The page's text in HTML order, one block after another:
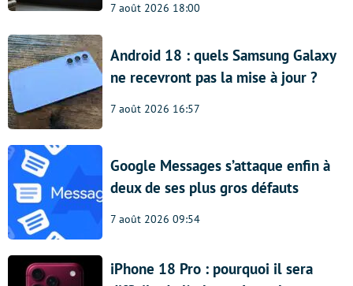
7 août 2026 18:00
Android 18 : quels Samsung Galaxy
ne recevront pas la mise à jour ?
7 août 2026 16:57
Google Messages s’attaque enfin à
deux de ses plus gros défauts
7 août 2026 09:54
iPhone 18 Pro : pourquoi il sera